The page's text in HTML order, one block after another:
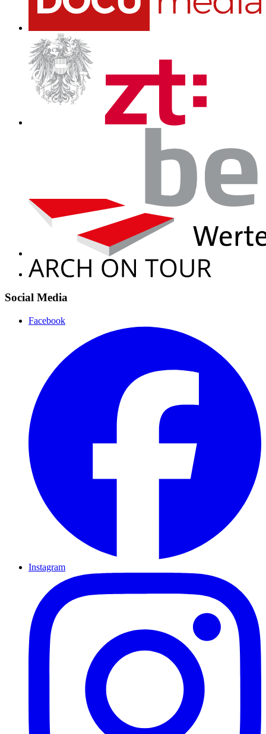
Social Media
Facebook
Instagram